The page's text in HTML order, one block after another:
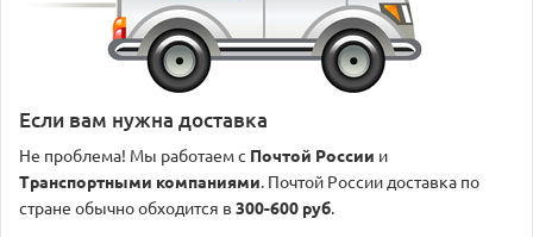
Если вам нужна доставка
Не проблема! Мы работаем с Почтой России и
Транспортными компаниями. Почтой России доставка по
стране обычно обходится в 300-600 руб.